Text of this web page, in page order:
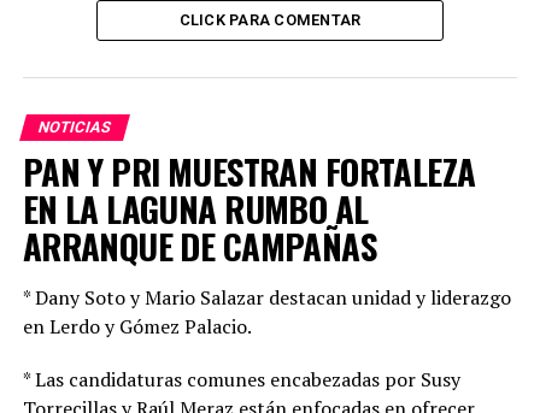
ofrece en sus instalaciones clases de tango, yoga, danza
y flamenco, impartidas por especialistas de cada ramo y
con las adecuaciones que cada disciplina requiere.
CLICK PARA COMENTAR
NOTICIAS
PAN Y PRI MUESTRAN FORTALEZA
EN LA LAGUNA RUMBO AL
ARRANQUE DE CAMPAÑAS
* Dany Soto y Mario Salazar destacan unidad y liderazgo
en Lerdo y Gómez Palacio.
* Las candidaturas comunes encabezadas por Susy